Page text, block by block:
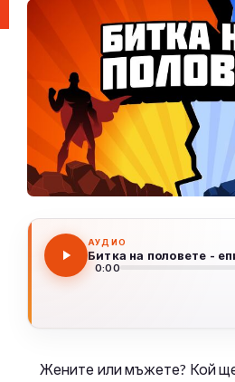
АУДИО
Битка на половете -
0:00
Жените или мъжете? Кой